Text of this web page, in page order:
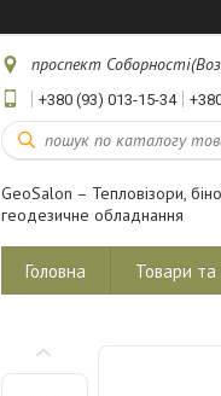
проспект
+380 (93) 013-15-34
GeoSalon – Тепловізори,
геодезичне обладнання
Головна Товари та